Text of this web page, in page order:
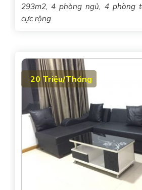
293m2, 4 phòng ngủ, 4 phòng
cực rộng
20 Triệu/Tháng